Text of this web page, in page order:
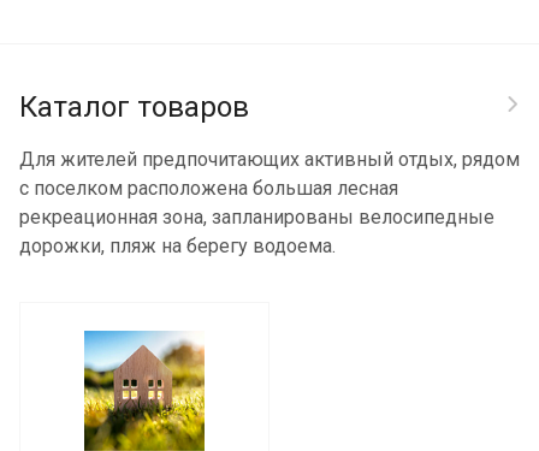
Каталог товаров
Для жителей предпочитающих активный отдых, рядом
с поселком расположена большая лесная
рекреационная зона, запланированы велосипедные
дорожки, пляж на берегу водоема.